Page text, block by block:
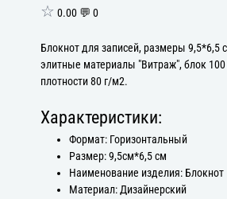
☆ 0.00 💬 0
Блокнот для записей, размеры 9,5*6,5
элитные материалы "Витраж", блок 100
плотности 80 г/м2.
Характеристики:
Формат: Горизонтальный
Размер: 9,5см*6,5 см
Наименование изделия: Блокнот
Материал: Дизайнерский